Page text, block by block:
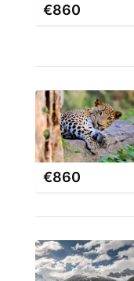
€860
€860